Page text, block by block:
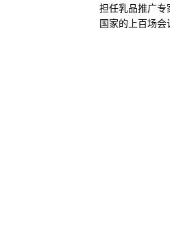
担任乳品推广专
国家的上百场会